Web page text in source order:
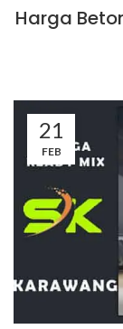
Harga
21
FEB